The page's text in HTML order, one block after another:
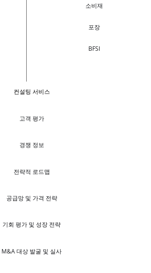
소비재
포장
BFSI
컨설팅 서비스
고객 평가
경쟁 정보
전략적 로드맵
공급망 및 가격 전략
기회 평가 및 성장 전략
M&A 대상 발굴 및 실사